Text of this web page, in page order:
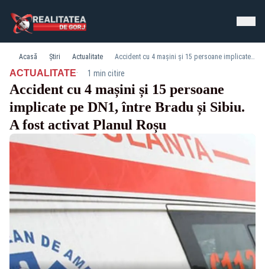
Acasă Știri Actualitate Accident cu 4 mașini și 15 persoane implicate pe DN1, între Bradu și Sibiu. A fost activat Planul Roșu
ACTUALITATE· 1 min citire
Accident cu 4 mașini și 15 persoane
implicate pe DN1, între Bradu și Sibiu.
A fost activat Planul Roșu